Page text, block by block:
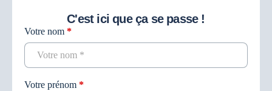
C'est ici que ça se passe !
Contact
recherche
Votre nom *
Votre prénom *